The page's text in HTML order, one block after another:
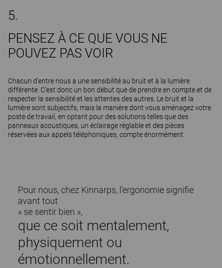
5.
PENSEZ À CE QUE VOUS NE
POUVEZ PAS VOIR
Chacun d'entre nous a une sensibilité au bruit et à la lumière
différente. C'est donc un bon début que de prendre en compte et de
respecter la sensibilité et les attentes des autres. Le bruit et la
lumière sont subjectifs, mais la manière dont vous aménagez votre
poste de travail, en optant pour des solutions telles que des
panneaux acoustiques, un éclairage réglable et des pièces
réservées aux appels téléphoniques, compte énormément.
Pour nous, chez Kinnarps, l'ergonomie signifie
avant tout
« se sentir bien »,
que ce soit mentalement,
physiquement ou
émotionnellement.